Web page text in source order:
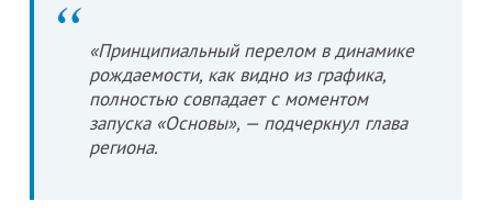
«Принципиальный перелом в динамике
рождаемости, как видно из графика,
полностью совпадает с моментом
запуска «Основы», — подчеркнул глава
региона.